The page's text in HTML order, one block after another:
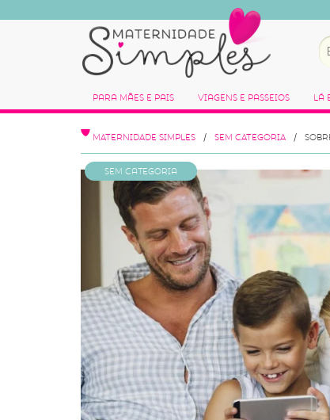
Para Mães e Pais Viagens e Passeios Lá
MATERNIDADE SIMPLES SEM CATEGORIA
Sem categoria